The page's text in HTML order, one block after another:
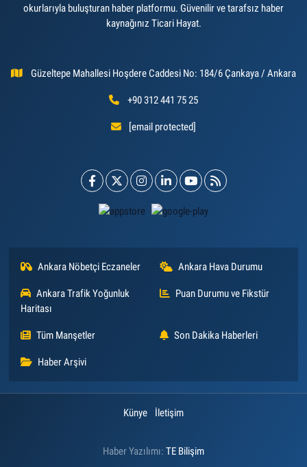
okurlarıyla buluşturan haber platformu. Güvenilir ve tarafsız haber
kaynağınız Ticari Hayat.
Güzeltepe Mahallesi Hoşdere Caddesi No: 184/6 Çankaya / Ankara
+90 312 441 75 25
[email protected]
Ankara Nöbetçi Eczaneler Ankara Hava Durumu
Ankara Trafik Yoğunluk
Haritası
Puan Durumu ve Fikstür
Tüm Manşetler Son Dakika Haberleri
Haber Arşivi
Künye İletişim
Haber Yazılımı: TE Bilişim